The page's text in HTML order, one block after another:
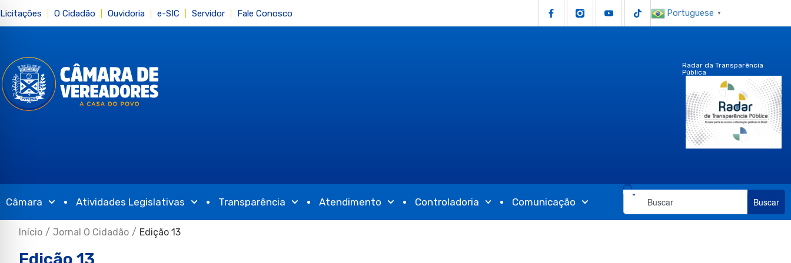
Licitações O Cidadão Ouvidoria e-SIC Servidor Fale Conosco Portuguese ▼
Radar da Transparência
Pública
Câmara Atividades Legislativas Transparência Atendimento Controladoria Comunicação Buscar
Início / Jornal O Cidadão / Edição 13